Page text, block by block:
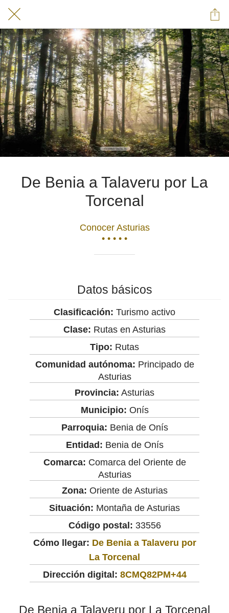
De Benia a Talaveru por La
Torcenal
Conocer Asturias
• • • • •
Datos básicos
Clasificación: Turismo activo
Clase: Rutas en Asturias
Tipo: Rutas
Comunidad autónoma: Principado de
Asturias
Provincia: Asturias
Municipio: Onís
Parroquia: Benia de Onís
Entidad: Benia de Onís
Comarca: Comarca del Oriente de
Asturias
Zona: Oriente de Asturias
Situación: Montaña de Asturias
Código postal: 33556
Cómo llegar: De Benia a Talaveru por
La Torcenal
Dirección digital: 8CMQ82PM+44
De Benia a Talaveru por La Torcenal